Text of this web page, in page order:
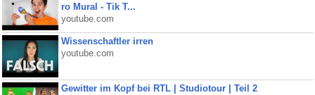
ro Mural - Tik T...
youtube.com
Wissenschaftler irren
youtube.com
Gewitter im Kopf bei RTL | Studiotour | Teil 2